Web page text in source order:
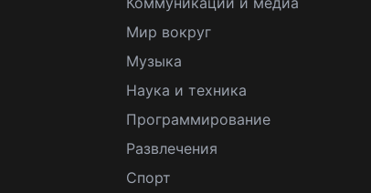
Мир вокруг
Музыка
Наука и техника
Программирование
Развлечения
Спорт